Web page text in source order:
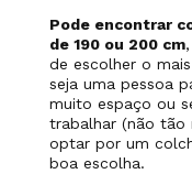
Pode encontrar
de 190 ou 200 cm
de escolher o
seja uma pessoa
muito espaço ou
trabalhar (não tão
optar por um
boa escolha.